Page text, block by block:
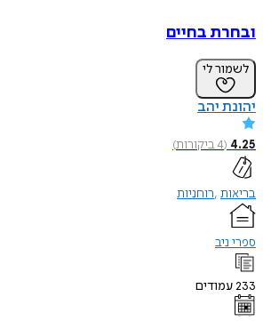
ובחרת בחיים
לשמור לי
יהונת יהב
4.25
(
4ביקורות)
בריאות רוחניות
ספרי ניב
233עמודים